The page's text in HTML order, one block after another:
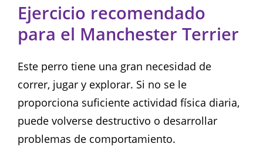
Ejercicio recomendado
para el Manchester Terrier
Este perro tiene una gran necesidad de
correr, jugar y explorar. Si no se le
proporciona suficiente actividad física diaria,
puede volverse destructivo o desarrollar
problemas de comportamiento.